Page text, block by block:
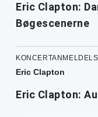
Eric Clapton:
Bøgescenerne
Eric Clapton
Eric Clapton: